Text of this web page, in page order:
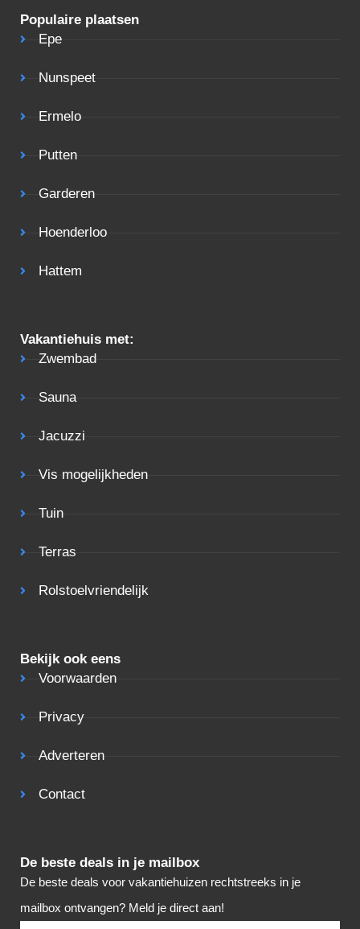
Populaire plaatsen
Epe
Nunspeet
Ermelo
Putten
Garderen
Hoenderloo
Hattem
Vakantiehuis met:
Zwembad
Sauna
Jacuzzi
Vis mogelijkheden
Tuin
Terras
Rolstoelvriendelijk
Bekijk ook eens
Voorwaarden
Privacy
Adverteren
Contact
De beste deals in je mailbox
De beste deals voor vakantiehuizen rechtstreeks in je
mailbox ontvangen? Meld je direct aan!